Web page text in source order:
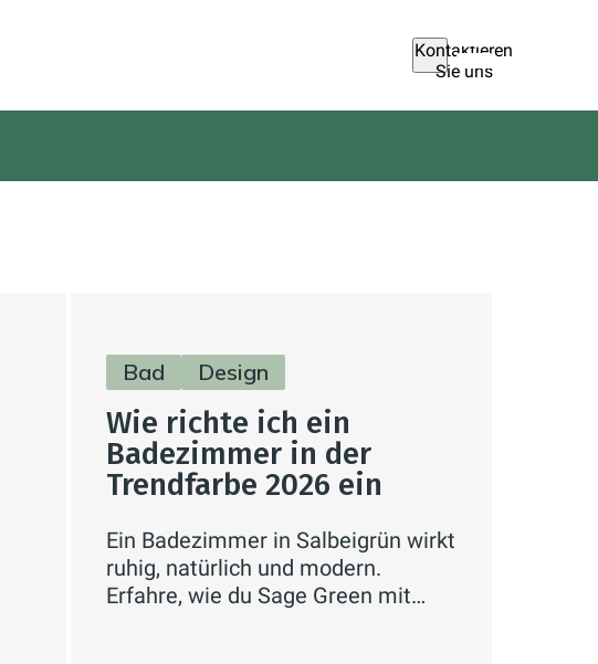
Kontaktieren
Sie uns
Bad Design
Wie richte ich ein
Badezimmer in der
Trendfarbe 2026 ein
Ein Badezimmer in Salbeigrün wirkt
ruhig, natürlich und modern.
Erfahre, wie du Sage Green mit